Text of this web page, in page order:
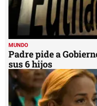
MUNDO
Padre pide a
sus 6 hijos